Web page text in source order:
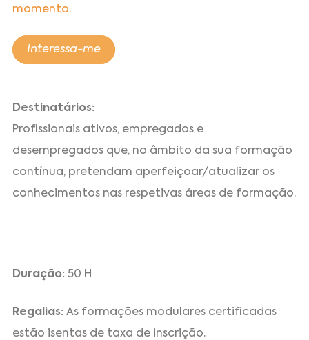
momento.
Interessa-me
Destinatários:
Profissionais ativos, empregados e
desempregados que, no âmbito da sua formação
contínua, pretendam aperfeiçoar/atualizar os
conhecimentos nas respetivas áreas de formação.
Duração: 50 H
Regalias: As formações modulares certificadas
estão isentas de taxa de inscrição.